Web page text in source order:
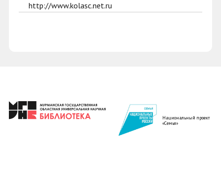
http://www.kolasc.net.ru
Национальный проект
«Семья»